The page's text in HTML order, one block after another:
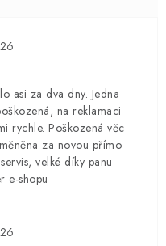
asi za dva dny. Jedna
na reklamaci
rychle. Poškozená věc
za novou přímo
velké díky panu
e-shopu